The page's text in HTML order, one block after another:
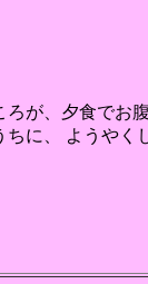
が、夕食でお
に、 ようやく